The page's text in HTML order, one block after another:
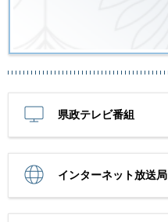
県政テレビ番組
インターネット放送局